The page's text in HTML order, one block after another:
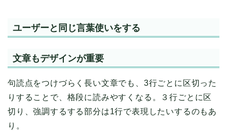
ユーザーと同じ言葉使いをする
文章もデザインが重要
句読点をつけづらく長い文章でも、3行ごとに区切った
りすることで、格段に読みやすくなる。３行ごとに区
切り、強調するする部分は1行で表現したいするのもあ
り。